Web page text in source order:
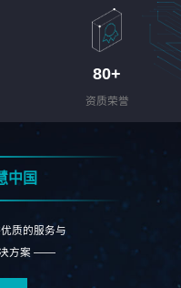
80+
资质荣誉
中国
质的服务与
决方案 ——